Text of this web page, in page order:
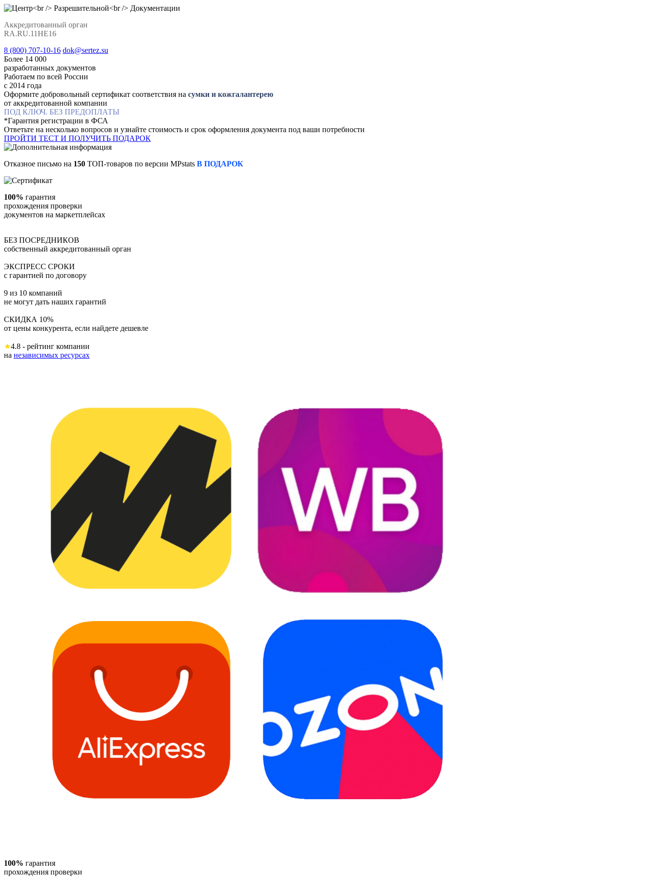
Аккредитованный орган
RA.RU.11НЕ16
8 (800) 707-10-16 dok@sertez.su
Более 14 000
разработанных документов
Работаем по всей Роcсии
с 2014 года
Оформите добровольный сертификат соответствия на сумки и кожгалантерею
от аккредитованной компании
ПОД КЛЮЧ. БЕЗ ПРЕДОПЛАТЫ
*Гарантия регистрации в ФСА
Ответьте на несколько вопросов и узнайте стоимость и срок оформления документа под ваши потребности
ПРОЙТИ ТЕСТ И ПОЛУЧИТЬ ПОДАРОК
Отказное письмо на 150 ТОП-товаров по версии MPstats В ПОДАРОК
100% гарантия
прохождения проверки
документов на маркетплейсах
БЕЗ ПОСРЕДНИКОВ
собственный аккредитованный орган
ЭКСПРЕСС СРОКИ
с гарантией по договору
9 из 10 компаний
не могут дать наших гарантий
СКИДКА 10%
от цены конкурента, если найдете дешевле
★4.8 - рейтинг компании
на независимых ресурсах
100% гарантия
прохождения проверки